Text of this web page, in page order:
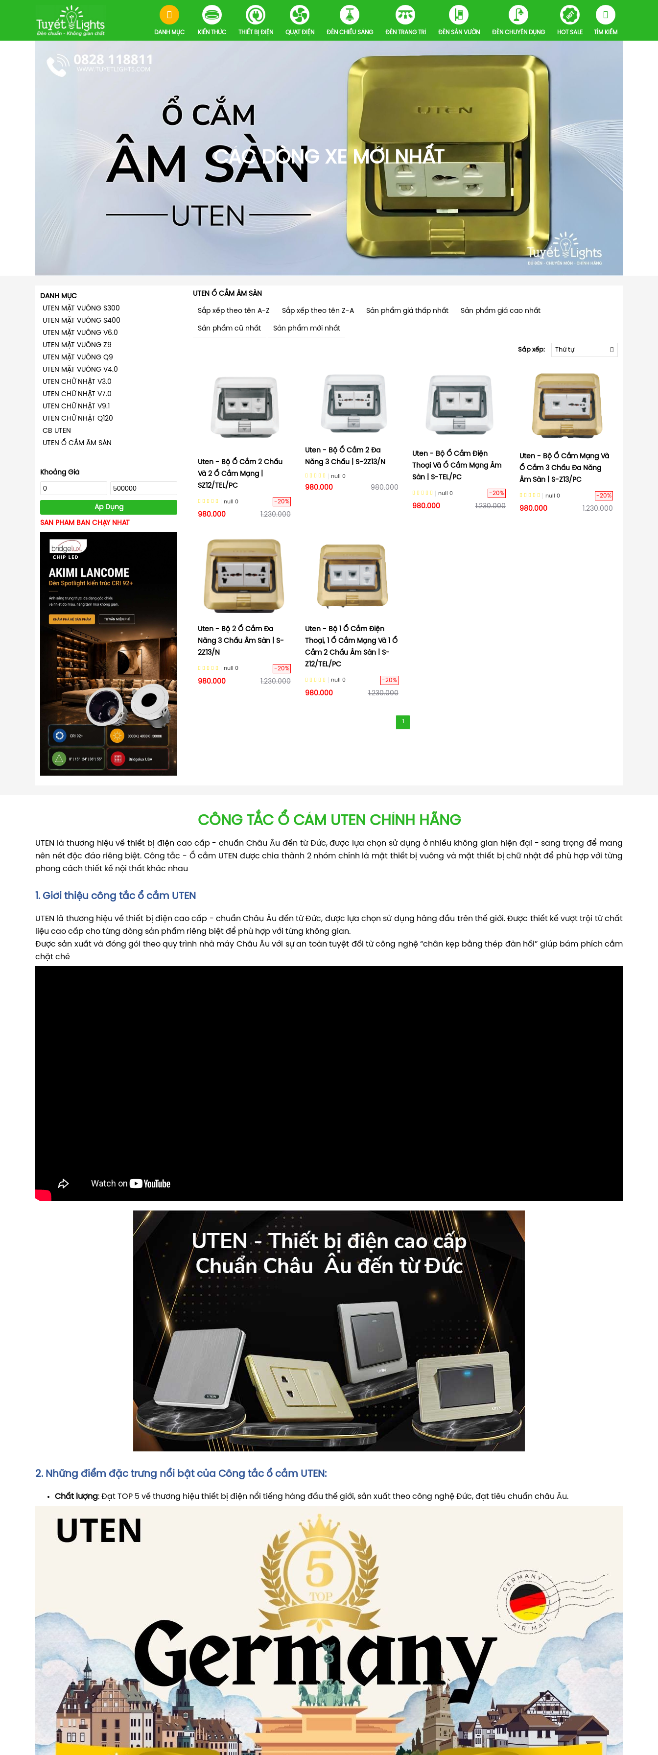
DANH MỤC KIẾN THỨC THIẾT BỊ ĐIỆN QUẠT ĐIỆN ĐÈN CHIẾU SÁNG ĐÈN TRANG TRÍ ĐÈN SÂN VƯỜN ĐÈN CHUYÊN DỤNG HOT SALE TÌM KIẾM
CÁC DÒNG XE MỚI NHẤT
DANH MỤC
UTEN MẶT VUÔNG S300
UTEN MẶT VUÔNG S400
UTEN MẶT VUÔNG V6.0
UTEN MẶT VUÔNG Z9
UTEN MẶT VUÔNG Q9
UTEN MẶT VUÔNG V4.0
UTEN CHỮ NHẬT V3.0
UTEN CHỮ NHẬT V7.0
UTEN CHỮ NHẬT V9.1
UTEN CHỮ NHẬT Q120
CB UTEN
UTEN Ổ CẮM ÂM SÀN
Khoảng Giá
Áp Dụng
SẢN PHẨM BÁN CHẠY NHẤT
UTEN Ổ CẮM ÂM SÀN
Sắp xếp theo tên A-Z Sắp xếp theo tên Z-A Sản phẩm giá thấp nhất Sản phẩm giá cao nhất
Sản phẩm cũ nhất Sản phẩm mới nhất
Sắp xếp: Thứ tự
Uten - Bộ Ổ Cắm 2 Chấu
Và 2 Ổ Cắm Mạng |
SZ12/TEL/PC
null 0 -20%
980.000 1.230.000
Uten - Bộ Ổ Cắm 2 Đa
Năng 3 Chấu | S-2Z13/N
null 0
980.000 980.000
Uten - Bộ Ổ Cắm Điện
Thoại Và Ổ Cắm Mạng Âm
Sàn | S-TEL/PC
null 0 -20%
980.000 1.230.000
Uten - Bộ Ổ Cắm Mạng Và
Ổ Cắm 3 Chấu Đa Năng
Âm Sàn | S-Z13/PC
null 0 -20%
980.000 1.230.000
Uten - Bộ 2 Ổ Cắm Đa
Năng 3 Chấu Âm Sàn | S-
2Z13/N
null 0 -20%
980.000 1.230.000
Uten - Bộ 1 Ổ Cắm Điện
Thoại, 1 Ổ Cắm Mạng Và 1 Ổ
Cắm 2 Chấu Âm Sàn | S-
Z12/TEL/PC
null 0 -20%
980.000 1.230.000
1
CÔNG TẮC Ổ CÁM UTEN CHÍNH HÃNG
UTEN là thương hiệu về thiết bị điện cao cấp - chuẩn Châu Âu đến từ Đức, được lựa chọn sử dụng ở nhiều không gian hiện đại - sang trọng để mang
nên nét độc đáo riêng biệt. Công tắc - Ổ cắm UTEN được chia thành 2 nhóm chính là mặt thiết bị vuông và mặt thiết bị chữ nhật để phù hợp với từng
phong cách thiết kế nội thất khác nhau
1. Giới thiệu công tắc ổ cắm UTEN
UTEN là thương hiệu về thiết bị điện cao cấp - chuẩn Châu Âu đến từ Đức, được lựa chọn sử dụng hàng đầu trên thế giới. Được thiết kế vượt trội từ chất
liệu cao cấp cho từng dòng sản phẩm riêng biệt để phù hợp với từng không gian.
Được sản xuất và đóng gói theo quy trình nhà máy Châu Âu với sự an toàn tuyệt đối từ công nghệ “chân kẹp bằng thép đàn hồi” giúp bám phích cắm
chặt chẻ
2. Những điểm đặc trưng nổi bật của Công tắc ổ cắm UTEN:
Chất lượng: Đạt TOP 5 về thương hiệu thiết bị điện nổi tiếng hàng đầu thế giới, sản xuất theo công nghệ Đức, đạt tiêu chuẩn châu Âu.